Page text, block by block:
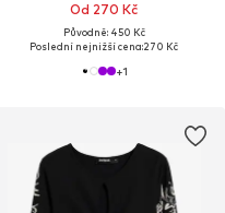
Od 270 Kč
Původně: 450 Kč
Poslední nejnižší cena:270 Kč
+1